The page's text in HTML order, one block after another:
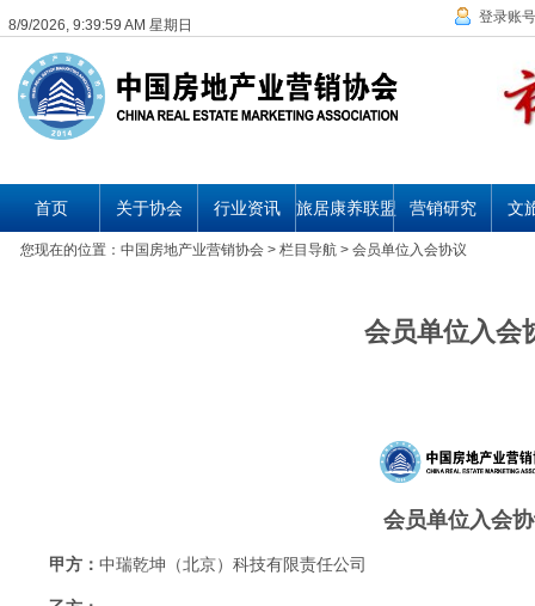
8/9/2026, 9:40:00 AM 星期日
首页 关于协会 行业资讯 旅居康养联盟 营销研究 文
登录账号
您现在的位置： 中国房地产业营销协会 > 栏目导航 > 会员单位入会协议
会员单位入会
会员单位入会
甲方：中瑞乾坤（北京）科技有限责任公司